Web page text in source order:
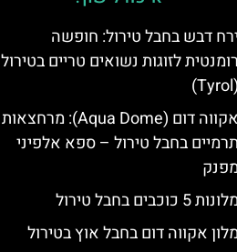
ירח דבש בחבל טירול: חופשה
רומנטית לזוגות נשואים טריים בטירול
(Tyrol)
אקווה דום (Aqua Dome): מרחצאות
תרמיים בחבל טירול – ספא אלפיני
מפנק
מלונות 5 כוכבים בחבל טירול
מלון אקווה דום בחבל אוץ בטירול